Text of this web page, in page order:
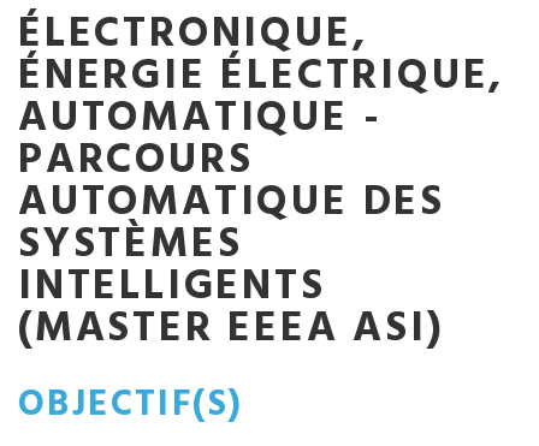
ÉLECTRONIQUE,
ÉNERGIE ÉLECTRIQUE,
AUTOMATIQUE -
PARCOURS
AUTOMATIQUE DES
SYSTÈMES
INTELLIGENTS
(MASTER EEEA ASI)
OBJECTIF(S)